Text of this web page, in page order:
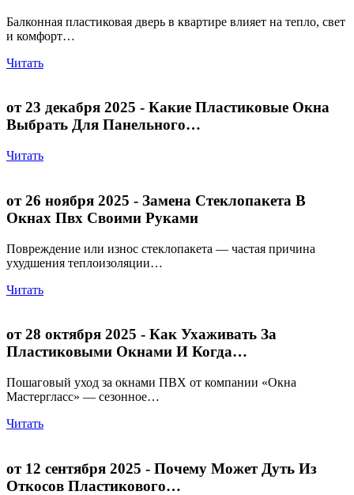
Балконная пластиковая дверь в квартире влияет на тепло, свет
и комфорт…
Читать
от 23 декабря 2025 - Какие Пластиковые Окна
Выбрать Для Панельного…
Читать
от 26 ноября 2025 - Замена Стеклопакета В
Окнах Пвх Своими Руками
Повреждение или износ стеклопакета — частая причина
ухудшения теплоизоляции…
Читать
от 28 октября 2025 - Как Ухаживать За
Пластиковыми Окнами И Когда…
Пошаговый уход за окнами ПВХ от компании «Окна
Мастергласс» — сезонное…
Читать
от 12 сентября 2025 - Почему Может Дуть Из
Откосов Пластикового…